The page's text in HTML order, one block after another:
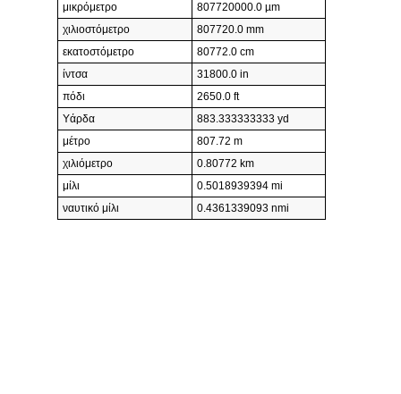
μικρόμετρο
807720000.0 µm
χιλιοστόμετρο
807720.0 mm
εκατοστόμετρο
80772.0 cm
ίντσα
31800.0 in
πόδι
2650.0 ft
Υάρδα
883.333333333 yd
μέτρο
807.72 m
χιλιόμετρο
0.80772 km
μίλι
0.5018939394 mi
ναυτικό μίλι
0.4361339093 nmi